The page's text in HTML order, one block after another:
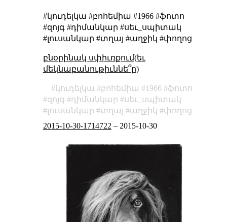
#կուդելկա #բոհեմիա #1966 #ֆոտո
#զոյգ #դիմանկար #սեւ_սպիտակ
#լուսանկար #տղայ #աղջիկ #փողոց
բնօրինակ սփիւռքում(եւ
մեկնաբանութիւննե՞ր)
կուդելկա բոհեմիա 1966
ֆոտո
զոյգ
դիմանկար
սեւ_սպիտակ
լուսանկար
տղայ աղջիկ
փողոց
2015-10-30-1714722 – 2015-10-30